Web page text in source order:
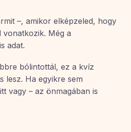
–, amikor elképzeled, hogy
vonatkozik. Még a
adat.
bólintottál, ez a kvíz
lesz. Ha egyikre sem
vagy – az önmagában is